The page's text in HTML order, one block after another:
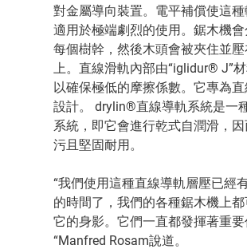
對金屬導向裝置。電平補償使這
適用於極端劇烈的使用。鋸木機
每個樹幹，然後木頭會被夾住並壓
上。直線滑軌內部由“iglidur® J”材
以確保極低的摩擦係數。它專為
設計。 drylin®直線導軌系統是一
系統，即它會進行乾式自潤滑，
污且堅固耐用。
“我們使用這種直線導軌層壓已經
的時間了，我們的各種鋸木機上
它的身影。它們一直都發揮著重要
“Manfred Rosam說道。